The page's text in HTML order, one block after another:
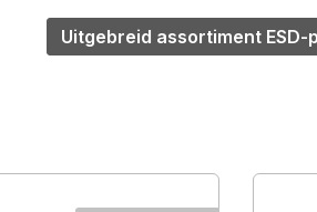
Uitgebreid assortiment ESD-